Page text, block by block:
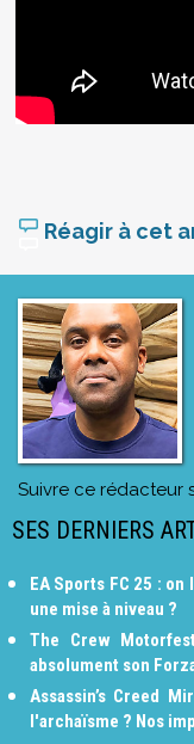
Réagir à cet
Suivre ce rédacteur
SES DERNIERS
EA Sports FC 25 :
une mise à niveau ?
The Crew
absolument son
Assassin’s Creed
l'archaïsme ? Nos